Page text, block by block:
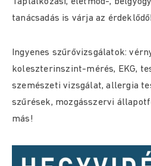
tanácsadás is várja az
Ingyenes szűrővizsgálatok:
koleszterinszint-mérés, EKG,
szemészeti vizsgálat, allergia
szűrések, mozgásszervi
más!